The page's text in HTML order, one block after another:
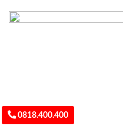
0818.400.400